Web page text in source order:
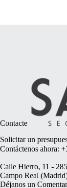
Contacte
Solicitar un
Contáctenos ahora:
Calle Hierro, 11 -
Campo Real
Déjanos un